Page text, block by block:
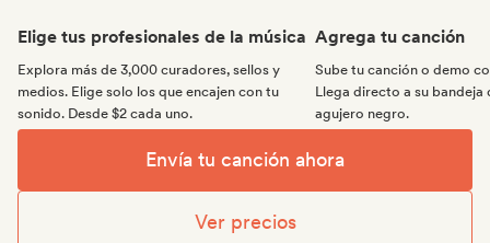
Elige tus profesionales de la música
Explora más de 3,000 curadores, sellos y
medios. Elige solo los que encajen con tu
sonido. Desde $2 cada uno.
Agrega tu canción
Sube tu canción o demo
Llega directo a su bandeja
agujero negro.
Envía tu canción ahora
Ver precios